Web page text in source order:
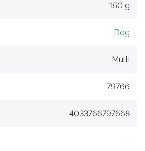
150 g
Dog
Multi
79766
4033766797668
-